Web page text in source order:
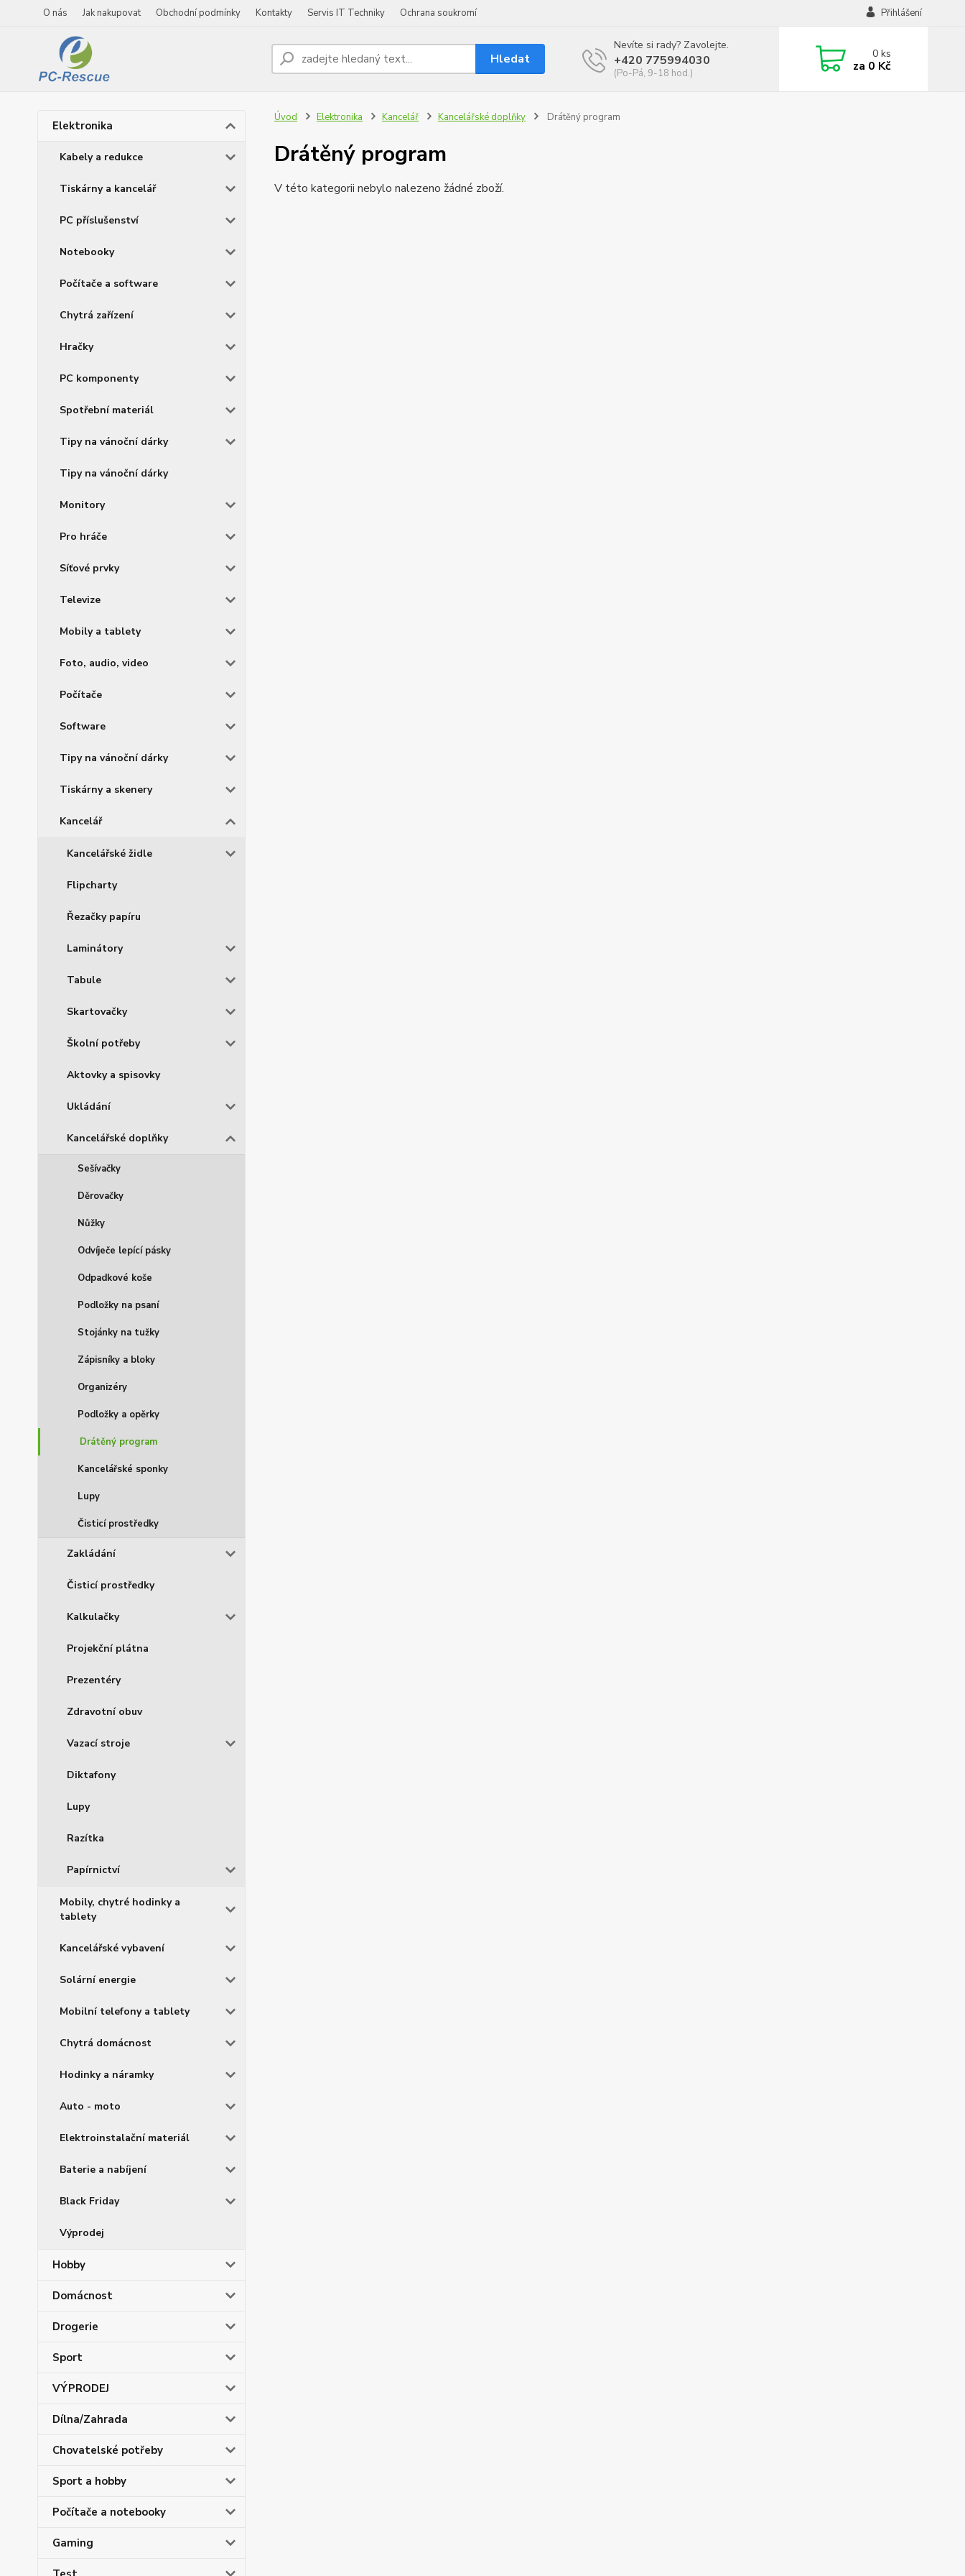
O nás Jak nakupovat Obchodní podmínky Kontakty Servis IT Techniky Ochrana soukromí Přihlášení
Hledat
Nevíte si rady? Zavolejte.
+420 775994030
(Po-Pá, 9-18 hod.)
0ks
za 0 Kč
Elektronika
Kabely a redukce
Tiskárny a kancelář
PC příslušenství
Notebooky
Počítače a software
Chytrá zařízení
Hračky
PC komponenty
Spotřební materiál
Tipy na vánoční dárky
Tipy na vánoční dárky
Monitory
Pro hráče
Síťové prvky
Televize
Mobily a tablety
Foto, audio, video
Počítače
Software
Tipy na vánoční dárky
Tiskárny a skenery
Kancelář
Kancelářské židle
Flipcharty
Řezačky papíru
Laminátory
Tabule
Skartovačky
Školní potřeby
Aktovky a spisovky
Ukládání
Kancelářské doplňky
Sešívačky
Děrovačky
Nůžky
Odvíječe lepící pásky
Odpadkové koše
Podložky na psaní
Stojánky na tužky
Zápisníky a bloky
Organizéry
Podložky a opěrky
Drátěný program
Kancelářské sponky
Lupy
Čisticí prostředky
Zakládání
Čisticí prostředky
Kalkulačky
Projekční plátna
Prezentéry
Zdravotní obuv
Vazací stroje
Diktafony
Lupy
Razítka
Papírnictví
Mobily, chytré hodinky a
tablety
Kancelářské vybavení
Solární energie
Mobilní telefony a tablety
Chytrá domácnost
Hodinky a náramky
Auto - moto
Elektroinstalační materiál
Baterie a nabíjení
Black Friday
Výprodej
Hobby
Domácnost
Drogerie
Sport
VÝPRODEJ
Dílna/Zahrada
Chovatelské potřeby
Sport a hobby
Počítače a notebooky
Gaming
Úvod Elektronika Kancelář Kancelářské doplňky Drátěný program
Drátěný program
V této kategorii nebylo nalezeno žádné zboží.